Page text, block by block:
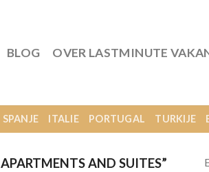
BLOG OVER LASTMINUTE
SPANJE ITALIE PORTUGAL TURKIJE
AND SUITES”